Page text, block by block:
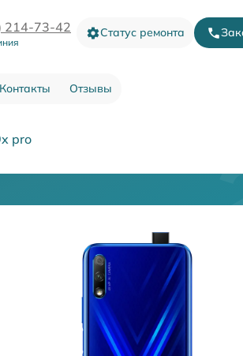
214-73-42 Статус ремонта
Контакты Отзывы
pro